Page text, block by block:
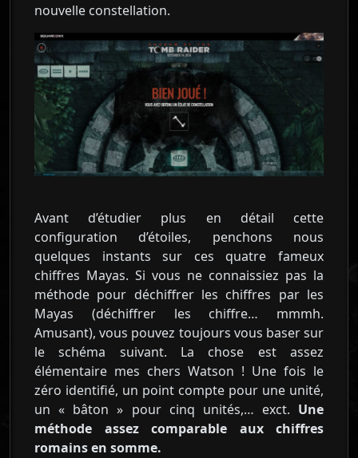
nouvelle constellation.
Avant d’étudier plus en détail cette
configuration d’étoiles, penchons nous
quelques instants sur ces quatre fameux
chiffres Mayas. Si vous ne connaissiez pas la
méthode pour déchiffrer les chiffres par les
Mayas (déchiffrer les chiffre… mmmh.
Amusant), vous pouvez toujours vous baser sur
le schéma suivant. La chose est assez
élémentaire mes chers Watson ! Une fois le
zéro identifié, un point compte pour une unité,
un « bâton » pour cinq unités,… exct. Une
méthode assez comparable aux chiffres
romains en somme.